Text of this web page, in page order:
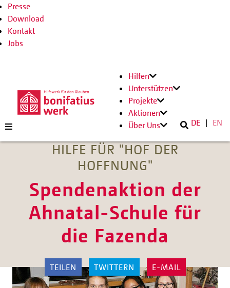
Presse
Download
Kontakt
Jobs
Hilfen
Unterstützen
Projekte
Aktionen
Über Uns
DE EN
HILFE FÜR "HOF DER
HOFFNUNG"
Spendenaktion der
Ahnatal-Schule für
die Fazenda
TEILEN TWITTERN E-MAIL